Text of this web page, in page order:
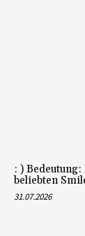
: )
beliebten
31.07.2026